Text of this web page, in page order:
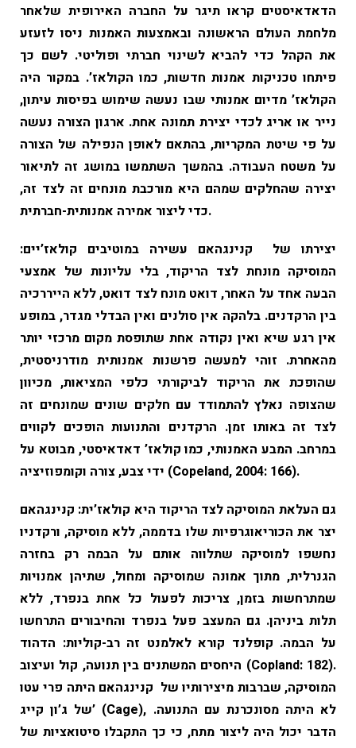
הדאדאיסטים קראו תיגר על החברה האירופית שלאחר
מלחמת העולם הראשונה ובאמצעות האמנות ניסו לזעזע
את הקהל כדי להביא לשינוי חברתי ופוליטי. לשם כך
פיתחו טכניקות אמנות חדשות, כמו הקולאז’. במקור היה
הקולאז’ מדיום אמנותי שבו נעשה שימוש בפיסות עיתון,
נייר או אריג לכדי יצירת תמונה אחת. ארגון הצורה נעשה
על פי שיטת המקריות, בהתאם לאופן הנפילה של הצורה
על משטח העבודה. בהמשך השתמשו במושג זה לתיאור
יצירה שהחלקים שמהם היא מורכבת מונחים זה לצד זה,
כדי ליצור אמירה אמנותית-חברתית.
יצירתו של קנינגהאם עשירה במוטיבים קולאז’יים:
המוסיקה מונחת לצד הריקוד, בלי עליונות של אמצעי
הבעה אחד על האחר, דואט מונח לצד דואט, ללא הייררכיה
בין הרקדנים. בלהקה אין סולנים ואין הבדלי מגדר, במופע
אין רגע שיא ואין נקודה אחת שתופסת מקום מרכזי יותר
מהאחרת. זוהי למעשה פרשנות אמנותית מודרניסטית,
שהופכת את הריקוד לביקורתי כלפי המציאות, מכיוון
שהצופה נאלץ להתמודד עם חלקים שונים שמונחים זה
לצד זה באותו זמן. הרקדנים והתנועות הופכים לקווים
במרחב. המבע האמנותי, כמו קולאז’ דאדאיסטי, מבוטא על
ידי צבע, צורה וקומפוזיציה (Copeland, 2004: 166).
גם העלאת המוסיקה לצד הריקוד היא קולאז’ית: קנינגהאם
יצר את הכוריאוגרפיות שלו בדממה, ללא מוסיקה, ורקדניו
נחשפו למוסיקה שתלווה אותם על הבמה רק בחזרה
הגנרלית, מתוך אמונה שמוסיקה ומחול, שתיהן אמנויות
שמתרחשות בזמן, צריכות לפעול כל אחת בנפרד, ללא
תלות ביניהן. גם המעצב פעל בנפרד והחיבורים התרחשו
על הבמה. קופלנד קורא לאלמנט זה רב-קוליות: הדהוד
היחסים המשתנים בין תנועה, קול ועיצוב (Copland: 182).
המוסיקה, שברבות מיצירותיו של קנינגהאם היתה פרי עטו
של ג’ון קייג’ (Cage), לא היתה מסונכרנת עם התנועה.
הדבר יכול היה ליצור מתח, כי כך התקבלו סיטואציות של